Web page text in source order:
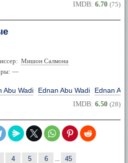
IMDB: 6.70 (75)
Мишон Салмона
—
Abu Wadi Ednan Abu Wadi Ednan
IMDB: 6.50 (28)
4 5 6 ... 45